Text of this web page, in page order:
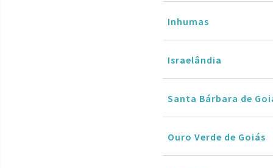
Inhumas
Israelândia
Santa Bárbara de
Ouro Verde de Goiás